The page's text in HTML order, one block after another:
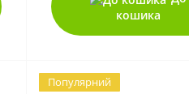
кошика
Популярний